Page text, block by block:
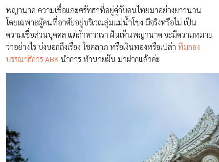
พญานาค ความเชื่อและศรัทธาที่อยู่คู่กับคนไทยมาอย่างยาวนาน
โดยเฉพาะผู้คนที่อาศัยอยู่บริเวณลุ่มแม่น้ำโขง มีจริงหรือไม่ เป็น
ความเชื่อส่วนบุคคล แต่ถ้าหากเรา ฝันเห็นพญานาค จะมีความหมาย
ว่าอย่างไร บ่งบอกถึงเรื่อง โชคลาภ หรือเงินทองหรือเปล่า ทีมกอง
บรรณาธิการ ABK นำการ ทำนายฝัน มาฝากแล้วค่ะ